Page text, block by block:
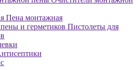
Пена монтажная
Пистолеты для